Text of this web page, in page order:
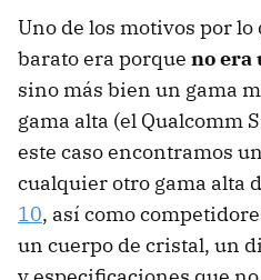
Uno de los motivos por lo
barato era porque no
sino más bien un gama
gama alta (el Qualcomm
este caso encontramos
cualquier otro gama alta
10, así como
un cuerpo de cristal, un